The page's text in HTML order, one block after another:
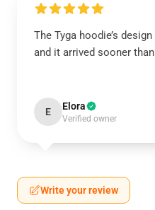
The Tyga hoodie’s
and it arrived sooner
E Elora
Verified owner
Write your review